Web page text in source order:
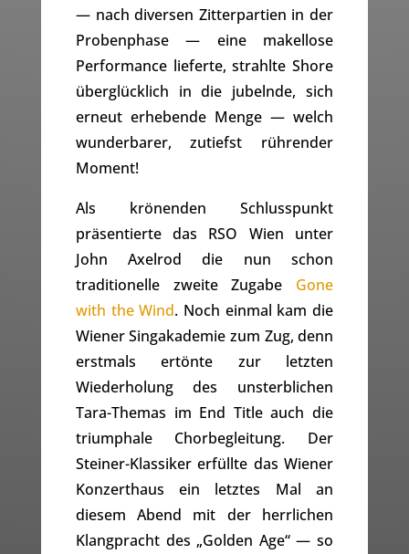
— nach diversen Zitterpartien in der
Probenphase — eine makellose
Performance lieferte, strahlte Shore
überglücklich in die jubelnde, sich
erneut erhebende Menge — welch
wunderbarer, zutiefst rührender
Moment!
Als krönenden Schlusspunkt
präsentierte das RSO Wien unter
John Axelrod die nun schon
traditionelle zweite Zugabe Gone
with the Wind. Noch einmal kam die
Wiener Singakademie zum Zug, denn
erstmals ertönte zur letzten
Wiederholung des unsterblichen
Tara-Themas im End Title auch die
triumphale Chorbegleitung. Der
Steiner-Klassiker erfüllte das Wiener
Konzerthaus ein letztes Mal an
diesem Abend mit der herrlichen
Klangpracht des „Golden Age“ — so